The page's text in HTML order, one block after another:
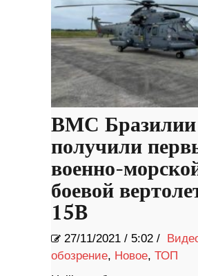
ВМС Бразилии
получили
военно-
боевой
15B
27/11/2021 / 5:02 /
обозрение, Новое, ТОП